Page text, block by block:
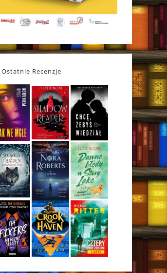
Ostatnie Recenzje